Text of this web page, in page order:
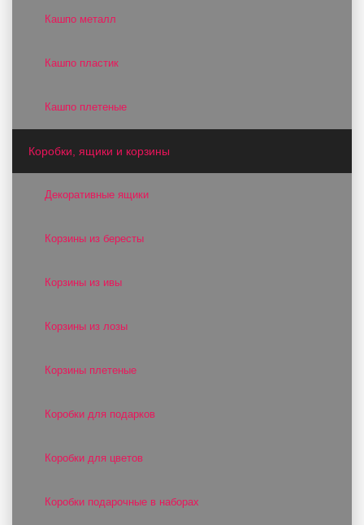
Кашпо металл
Кашпо пластик
Кашпо плетеные
Коробки, ящики и корзины
Декоративные ящики
Корзины из бересты
Корзины из ивы
Корзины из лозы
Корзины плетеные
Коробки для подарков
Коробки для цветов
Коробки подарочные в наборах